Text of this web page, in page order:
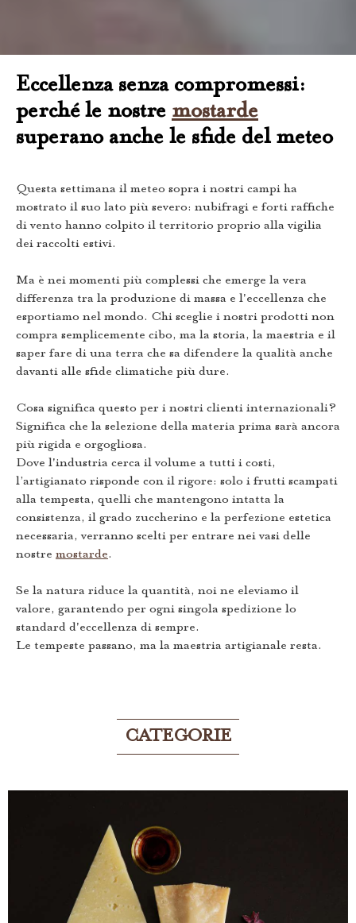
Eccellenza senza compromessi:
perché le nostre mostarde
superano anche le sfide del meteo
Questa settimana il meteo sopra i nostri campi ha
mostrato il suo lato più severo: nubifragi e forti raffiche
di vento hanno colpito il territorio proprio alla vigilia
dei raccolti estivi.
Ma è nei momenti più complessi che emerge la vera
differenza tra la produzione di massa e l'eccellenza che
esportiamo nel mondo. Chi sceglie i nostri prodotti non
compra semplicemente cibo, ma la storia, la maestria e il
saper fare di una terra che sa difendere la qualità anche
davanti alle sfide climatiche più dure.
Cosa significa questo per i nostri clienti internazionali?
Significa che la selezione della materia prima sarà ancora
più rigida e orgogliosa.
Dove l'industria cerca il volume a tutti i costi,
l’artigianato risponde con il rigore: solo i frutti scampati
alla tempesta, quelli che mantengono intatta la
consistenza, il grado zuccherino e la perfezione estetica
necessaria, verranno scelti per entrare nei vasi delle
nostre mostarde.
Se la natura riduce la quantità, noi ne eleviamo il
valore, garantendo per ogni singola spedizione lo
standard d'eccellenza di sempre.
Le tempeste passano, ma la maestria artigianale resta.
CATEGORIE